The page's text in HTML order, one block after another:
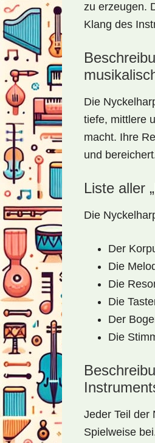
zu erzeugen.
Klang des
Die
tiefe, mittlere
macht. Ihre
und
Liste aller
Die
Der
Die
Die
Die
Der
Die
Jeder Teil der
Spielweise